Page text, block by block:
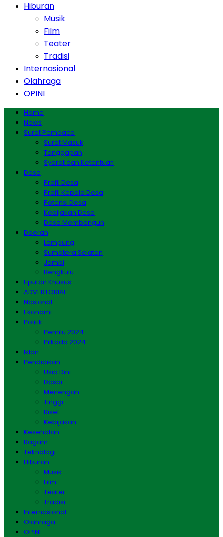
Hiburan
Musik
Film
Teater
Tradisi
Internasional
Olahraga
OPINI
Home
News
Surat Pembaca
Surat Masuk
Tanggapan
Syarat dan Ketentuan
Desa
Profil Desa
Profil Kepala Desa
Potensi Desa
Kebijakan Desa
Desa Membangun
Daerah
Lampung
Sumatera Selatan
Jambi
Bengkulu
Liputan Khusus
ADVERTORIAL
Nasional
Ekonomi
Politik
Pemilu 2024
Pilkada 2024
Iklan
Pendidikan
Usia Dini
Dasar
Menengah
Tinggi
Riset
Kebijakan
Kesehatan
Ragam
Teknologi
Hiburan
Musik
Film
Teater
Tradisi
Internasional
Olahraga
OPINI